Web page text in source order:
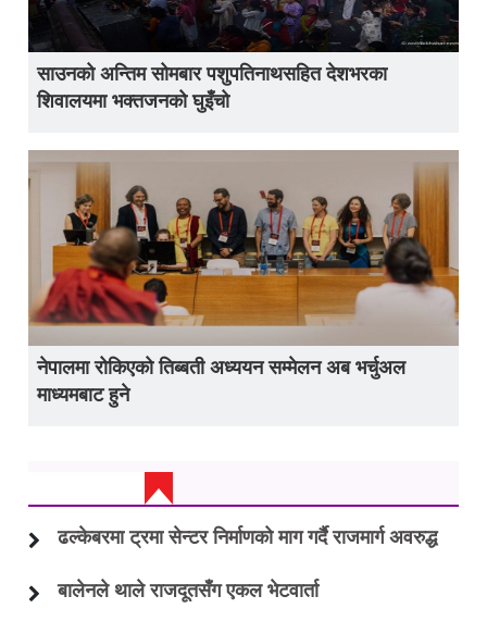
साउनको अन्तिम सोमबार पशुपतिनाथसहित देशभरका
शिवालयमा भक्तजनको घुइँचो
नेपालमा रोकिएको तिब्बती अध्ययन सम्मेलन अब भर्चुअल
माध्यमबाट हुने
ढल्केबरमा ट्रमा सेन्टर निर्माणको माग गर्दै राजमार्ग अवरुद्ध
बालेनले थाले राजदूतसँग एकल भेटवार्ता